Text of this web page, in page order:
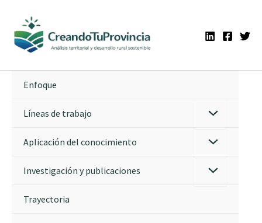
contenido
Enfoque
Líneas de trabajo
Aplicación del conocimiento
Investigación y publicaciones
Trayectoria